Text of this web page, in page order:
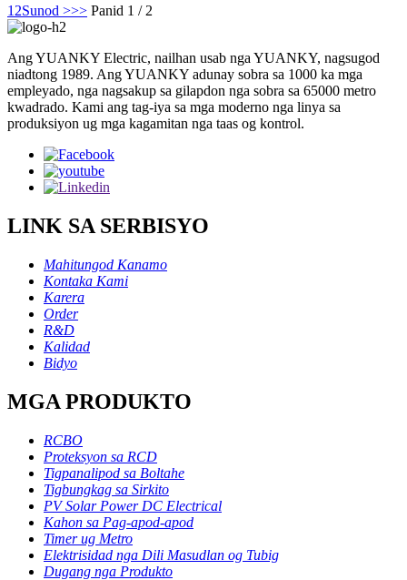
1 2Sunod >>> Panid 1 / 2
Ang YUANKY Electric, nailhan usab nga YUANKY, nagsugod
niadtong 1989. Ang YUANKY adunay sobra sa 1000 ka mga
empleyado, nga nagsakup sa gilapdon nga sobra sa 65000 metro
kwadrado. Kami ang tag-iya sa mga moderno nga linya sa
produksiyon ug mga kagamitan nga taas og kontrol.
LINK SA SERBISYO
Mahitungod Kanamo
Kontaka Kami
Karera
Order
R&D
Kalidad
Bidyo
MGA PRODUKTO
RCBO
Proteksyon sa RCD
Tigpanalipod sa Boltahe
Tigbungkag sa Sirkito
PV Solar Power DC Electrical
Kahon sa Pag-apod-apod
Timer ug Metro
Elektrisidad nga Dili Masudlan og Tubig
Dugang nga Produkto